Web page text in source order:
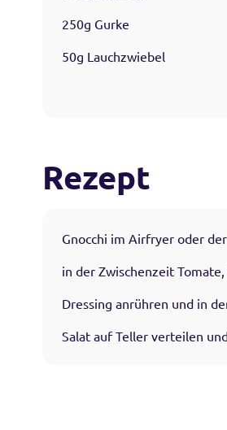
250g Gurke
50g Lauchzwiebel
Rezept
Gnocchi im Airfryer oder
in der Zwischenzeit
Dressing anrühren und in
Salat auf Teller verteilen